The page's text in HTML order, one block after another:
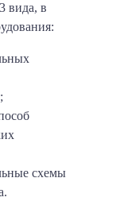
вида, в
схемы